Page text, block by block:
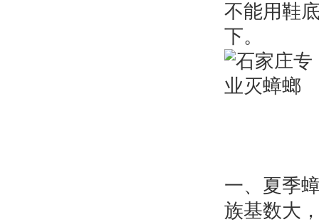
不能用鞋
下。
一、夏季
族基数大